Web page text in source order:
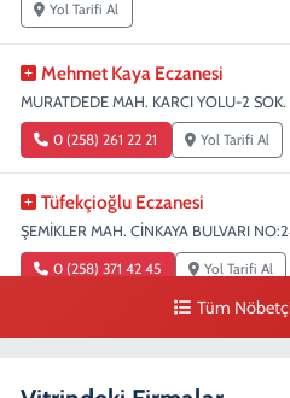
Yol Tarifi Al
Mehmet Kaya Eczanesi
MURATDEDE MAH. KARCI YOLU-2
0 (258) 261 22 21 Yol Tarifi Al
Tüfekçioğlu Eczanesi
ŞEMİKLER MAH. CİNKAYA BULVARI
0 (258) 371 42 45 Yol Tarifi Al
Tüm